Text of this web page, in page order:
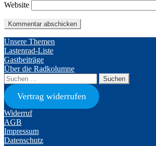
Website
Unsere Themen
Lastenrad-Liste
Gastbeiträge
Über die Radkolumne
Suchen
nach:
Vertrag widerrufen
Widerruf
AGB
Impressum
Datenschutz